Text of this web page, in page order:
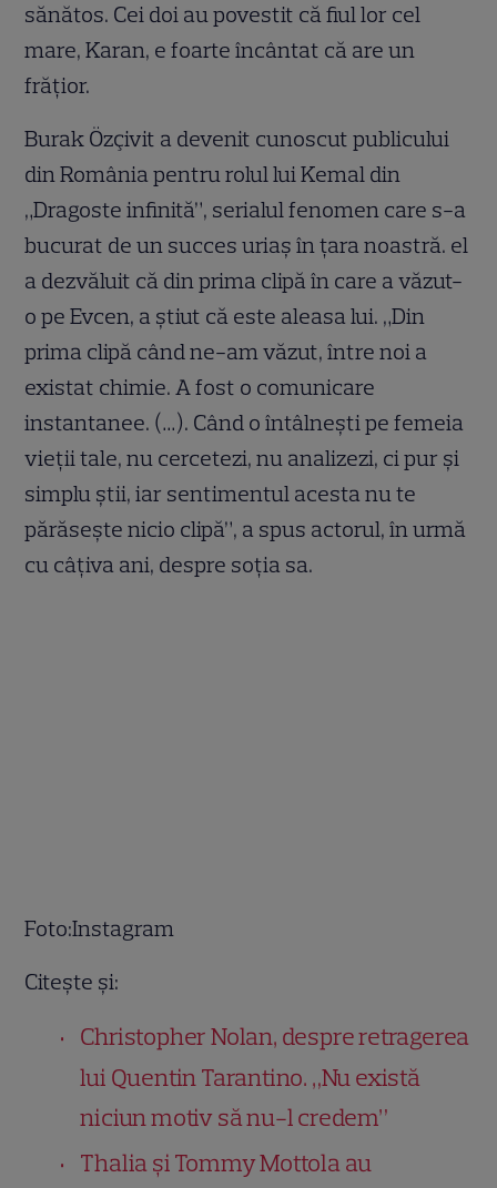
sănătos. Cei doi au povestit că fiul lor cel
mare, Karan, e foarte încântat că are un
frățior.
Burak Özçivit a devenit cunoscut publicului
din România pentru rolul lui Kemal din
„Dragoste infinită”, serialul fenomen care s-a
bucurat de un succes uriaș în țara noastră. el
a dezvăluit că din prima clipă în care a văzut-
o pe Evcen, a știut că este aleasa lui. „Din
prima clipă când ne-am văzut, între noi a
existat chimie. A fost o comunicare
instantanee. (…). Când o întâlnești pe femeia
vieții tale, nu cercetezi, nu analizezi, ci pur și
simplu știi, iar sentimentul acesta nu te
părăsește nicio clipă”, a spus actorul, în urmă
cu câțiva ani, despre soția sa.
Foto:Instagram
Citește și:
Christopher Nolan, despre retragerea
lui Quentin Tarantino. „Nu există
niciun motiv să nu-l credem”
Thalia și Tommy Mottola au